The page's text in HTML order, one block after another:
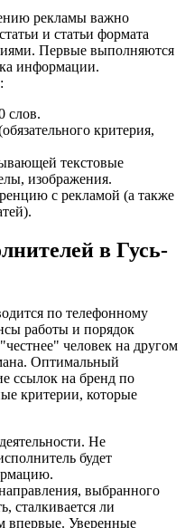
рекламы важно
и статьи формата
Первые выполняются
информации.
слов.
критерия,
текстовые
изображения.
с рекламой (а также
в Гусь-
по телефонному
работы и порядок
человек на другом
Оптимальный
ссылок на бренд по
критерии, которые
Не
будет
выбранного
сталкивается ли
впервые. Уверенные